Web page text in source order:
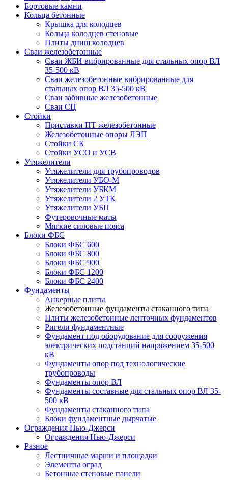
Бортовые камни
Кольца бетонные
Крышка для колодцев
Кольца колодцев стеновые
Плиты днищ колодцев
Сваи железобетонные
Сваи ЖБИ вибрированные для стальных опор ВЛ
35-500 кВ
Сваи железобетонные вибрированные для
стальных опор ВЛ 35-500 кВ
Сваи забивные железобетонные
Сваи СЦ
Стойки
Приставки ПТ железобетонные
Железобетонные опоры ЛЭП
Стойки СК
Стойки УСО и УСВ
Утяжелители
Утяжелители для трубопроводов
Утяжелители УБО-М
Утяжелители УБКМ
Утяжелители 2 УТК
Утяжелители УБП
Футеровочные маты
Мягкие силовые пояса
Блоки ФБС
Блоки ФБС 600
Блоки ФБС 800
Блоки ФБС 900
Блоки ФБС 1200
Блоки ФБС 2400
Фундаменты
Анкерные плиты
Железобетонные фундаменты стаканного типа
Плиты железобетонные ленточных фундаментов
Ригели фундаментные
Фундамент под оборудование для сооружения
электрических подстанций напряжением 35-500
кВ
Фундаменты опор под технологические
трубопроводы
Фундаменты опор ВЛ
Фундаменты составные для стальных опор ВЛ 35-
500 кВ
Фундаменты стаканного типа
Блоки фундаментные дырчатые
Ограждения Нью-Джерси
Ограждения Нью-Джерси
Разное
Лестничные марши и площадки
Элементы оград
Бетонные стеновые панели